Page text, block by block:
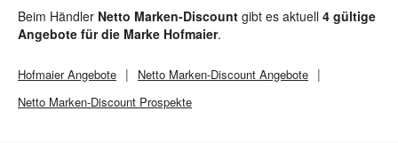
Beim Händler Netto Marken-Discount gibt es aktuell 4 gültige
Angebote für die Marke Hofmaier.
HofmaierAngebote Netto Marken-Discount Angebote
Netto Marken-Discount Prospekte